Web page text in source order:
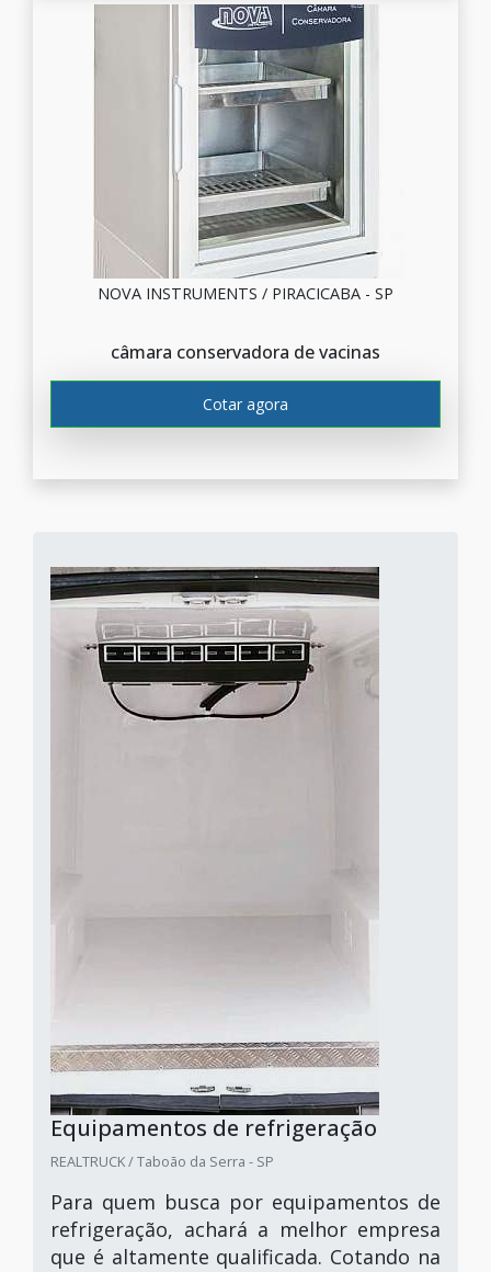
NOVA INSTRUMENTS / PIRACICABA - SP
câmara conservadora de vacinas
Cotar agora
Equipamentos de refrigeração
REALTRUCK / Taboão da Serra - SP
Para quem busca por equipamentos de
refrigeração, achará a melhor empresa
que é altamente qualificada. Cotando na